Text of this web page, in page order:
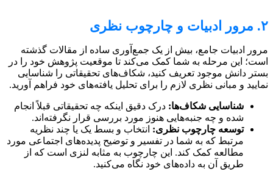
۲. مرور ادبیات و چارچوب نظری
مرور ادبیات جامع، بیش از یک جمع‌آوری ساده از مقالات گذشته
است؛ این مرحله به شما کمک می‌کند تا موقعیت پژوهش خود را در
بستر دانش موجود تعریف کنید، شکاف‌های تحقیقاتی را شناسایی
نمایید و مبانی نظری لازم را برای تحلیل یافته‌های خود فراهم آورید.
شناسایی شکاف‌ها: درک دقیق اینکه چه تحقیقاتی قبلاً انجام
شده و چه جنبه‌هایی هنوز مورد بررسی قرار نگرفته‌اند.
توسعه چارچوب نظری: انتخاب و بسط یک یا چند نظریه
مرتبط که به شما در تفسیر و توضیح پدیده‌های اجتماعی مورد
مطالعه کمک کند. این چارچوب به مثابه لنزی است که از
طریق آن به داده‌های خود نگاه می‌کنید.